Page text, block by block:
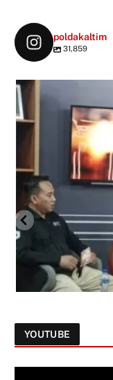
poldakaltim
31,859
YOUTUBE